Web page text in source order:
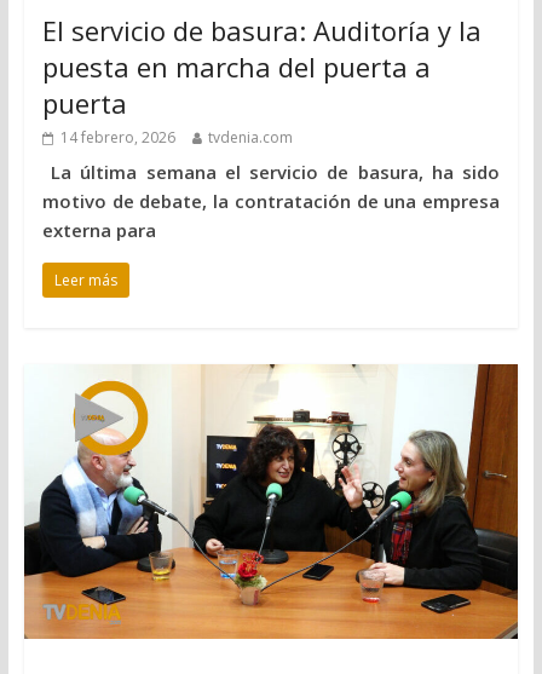
El servicio de basura: Auditoría y la
puesta en marcha del puerta a
puerta
14 febrero, 2026 tvdenia.com
La última semana el servicio de basura, ha sido
motivo de debate, la contratación de una empresa
externa para
Leer más